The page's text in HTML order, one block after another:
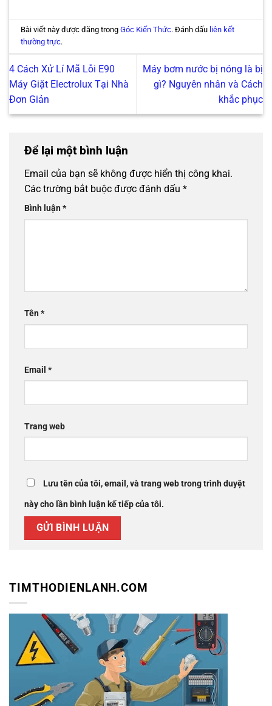
Bài viết này được đăng trongGóc Kiến Thức. Đánh dấu liên kết
thường trực.
4 Cách Xử Lí Mã Lỗi E90
Máy Giặt Electrolux Tại Nhà
Đơn Giản
Máy bơm nước bị nóng là bị
gì? Nguyên nhân và Cách
khắc phục
Để lại một bình luận
Email của bạn sẽ không được hiển thị công khai.
Các trường bắt buộc được đánh dấu *
Bình luận*
Tên*
Email *
Trang web
Lưu tên của tôi, email, và trang web trong trình duyệt
này cho lần bình luận kế tiếp của tôi.
TIMTHODIENLANH.COM